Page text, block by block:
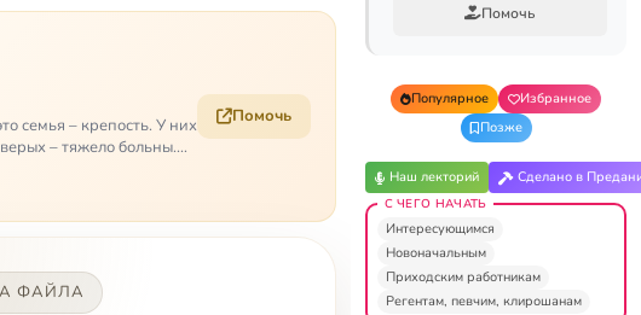
семья – крепость. У них
– тяжело больны.…
Помочь
ФАЙЛА
Помочь
Популярное
Избранное
Позже
Наш лекторий Сделано в
С ЧЕГО НАЧАТЬ
Интересующимся
Новоначальным
Приходским работникам
Регентам, певчим, клирошанам